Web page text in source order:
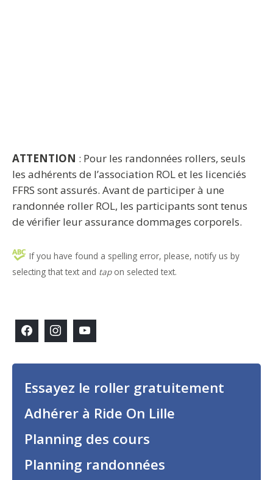
ATTENTION : Pour les randonnées rollers, seuls
les adhérents de l’association ROL et les licenciés
FFRS sont assurés. Avant de participer à une
randonnée roller ROL, les participants sont tenus
de vérifier leur assurance dommages corporels.
If you have found a spelling error, please, notify us by
selecting that text and tapon selected text.
Essayez le roller gratuitement
Adhérer à Ride On Lille
Planning des cours
Planning randonnées